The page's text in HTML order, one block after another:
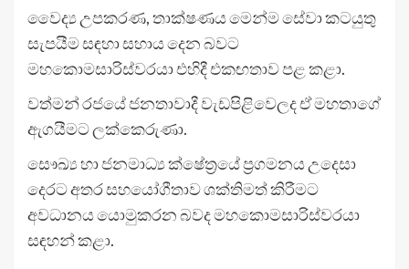
වෛද්‍ය උපකරණ, තාක්ෂණය මෙන්ම සේවා කටයුතු
සැපයීම සඳහා සහාය දෙන බවට
මහකොමසාරිස්වරයා එහිදී එකඟතාව පළ කළා.
වත්මන් රජයේ ජනතාවාදී වැඩපිළිවෙලද ඒ මහතාගේ
ඇගයීමට ලක්කෙරුණා.
සෞඛ්‍ය හා ජනමාධ්‍ය ක්ෂේත්‍රයේ ප්‍රගමනය උදෙසා
දෙරට අතර සහයෝගීතාව ශක්තිමත් කිරීමට
අවධානය යොමුකරන බවද මහකොමසාරිස්වරයා
සඳහන් කළා.